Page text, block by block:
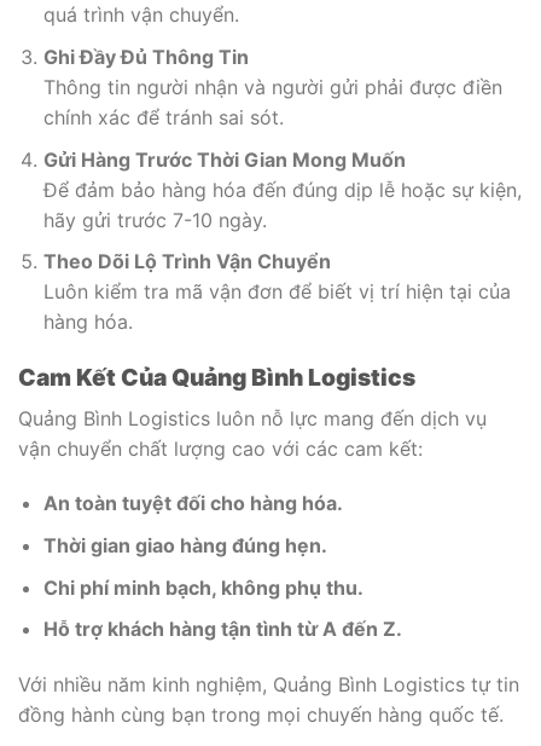
quá trình vận chuyển.
Ghi Đầy Đủ Thông Tin
Thông tin người nhận và người gửi phải được điền
chính xác để tránh sai sót.
Gửi Hàng Trước Thời Gian Mong Muốn
Để đảm bảo hàng hóa đến đúng dịp lễ hoặc sự kiện,
hãy gửi trước 7-10 ngày.
Theo Dõi Lộ Trình Vận Chuyển
Luôn kiểm tra mã vận đơn để biết vị trí hiện tại của
hàng hóa.
Cam Kết Của Quảng Bình Logistics
Quảng Bình Logistics luôn nỗ lực mang đến dịch vụ
vận chuyển chất lượng cao với các cam kết:
An toàn tuyệt đối cho hàng hóa.
Thời gian giao hàng đúng hẹn.
Chi phí minh bạch, không phụ thu.
Hỗ trợ khách hàng tận tình từ A đến Z.
Với nhiều năm kinh nghiệm, Quảng Bình Logistics tự tin
đồng hành cùng bạn trong mọi chuyến hàng quốc tế.